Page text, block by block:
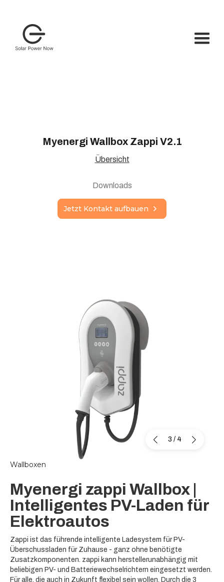
Myenergi Wallbox Zappi V2.1
Übersicht
Downloads
Jetzt Kontakt aufbauen
Wallboxen
Myenergi zappi Wallbox |
Intelligentes PV-Laden für
Elektroautos
Zappi ist das führende intelligente Ladesystem für PV-
Überschussladen für Zuhause - ganz ohne benötigte
Zusatzkomponenten. zappi kann herstellerunabhängig mit
beliebigen PV- und Batteriewechselrichtern eingesetzt werden.
Für alle, die auch in Zukunft flexibel sein wollen. Durch die 3
3 / 4